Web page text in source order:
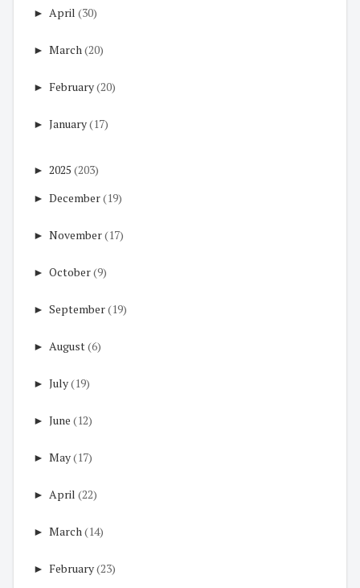
► April (30)
► March(20)
► February(20)
► January(17)
► 2025 (203)
► December(19)
► November(17)
► October(9)
► September(19)
► August(6)
► July(19)
► June (12)
► May(17)
► April (22)
► March(14)
► February(23)